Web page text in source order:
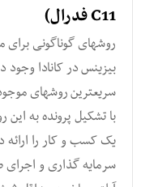
C11 فدرال)
روشهای گوناگونی
بیزینس در کانادا وجود
سریعترین روشهای
با تشکیل پرونده به
یک کسب و کار را ارائه
سرمایه گذاری و